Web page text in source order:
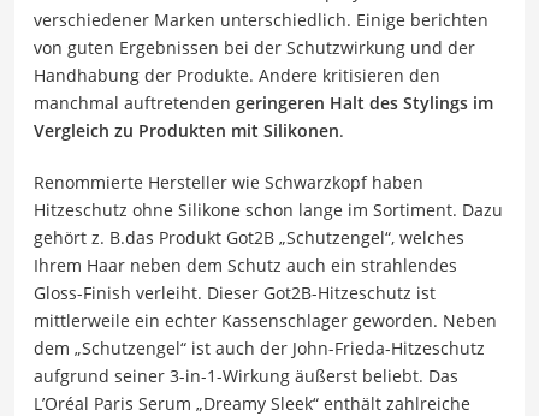
verschiedener Marken unterschiedlich. Einige berichten
von guten Ergebnissen bei der Schutzwirkung und der
Handhabung der Produkte. Andere kritisieren den
manchmal auftretenden geringeren Halt des Stylings im
Vergleich zu Produkten mit Silikonen.
Renommierte Hersteller wie Schwarzkopf haben
Hitzeschutz ohne Silikone schon lange im Sortiment. Dazu
gehört z. B.das Produkt Got2B „Schutzengel“, welches
Ihrem Haar neben dem Schutz auch ein strahlendes
Gloss-Finish verleiht. Dieser Got2B-Hitzeschutz ist
mittlerweile ein echter Kassenschlager geworden. Neben
dem „Schutzengel“ ist auch der John-Frieda-Hitzeschutz
aufgrund seiner 3-in-1-Wirkung äußerst beliebt. Das
L’Oréal Paris Serum „Dreamy Sleek“ enthält zahlreiche